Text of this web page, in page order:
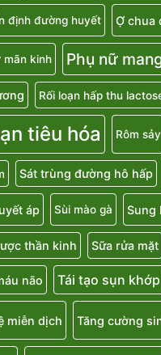
định đường huyết Ợ chua
mãn kinh Phụ nữ
Rối loạn hấp thu
tiêu hóa Rôm sảy
Sát trùng đường hô hấp
áp Sùi mào gà Sung
thần kinh Sữa rửa mặt
não Tái tạo sụn khớp
miễn dịch Tăng cường